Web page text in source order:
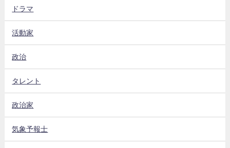
ドラマ
活動家
政治
タレント
政治家
気象予報士